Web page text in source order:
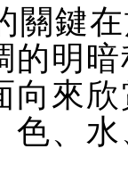
關鍵
的明
向來
色、